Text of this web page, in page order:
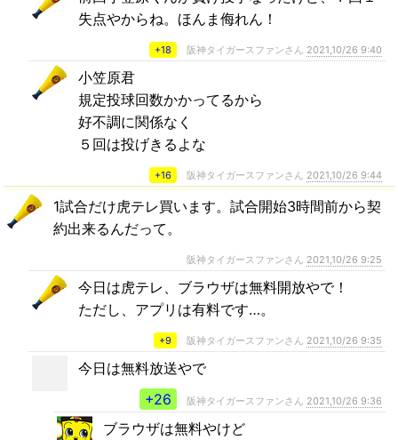
失点やからね。ほんま侮れん！
+18 阪神タイガースファンさん 2021,10/26 9:40
小笠原君
規定投球回数かかってるから
好不調に関係なく
５回は投げきるよな
+16 阪神タイガースファンさん 2021,10/26 9:44
1試合だけ虎テレ買います。試合開始3時間前から契
約出来るんだって。
阪神タイガースファンさん 2021,10/26 9:25
今日は虎テレ、ブラウザは無料開放やで！
ただし、アプリは有料です…。
+9 阪神タイガースファンさん 2021,10/26 9:35
今日は無料放送やで
+26
阪神タイガースファンさん 2021,10/26 9:36
ブラウザは無料やけど